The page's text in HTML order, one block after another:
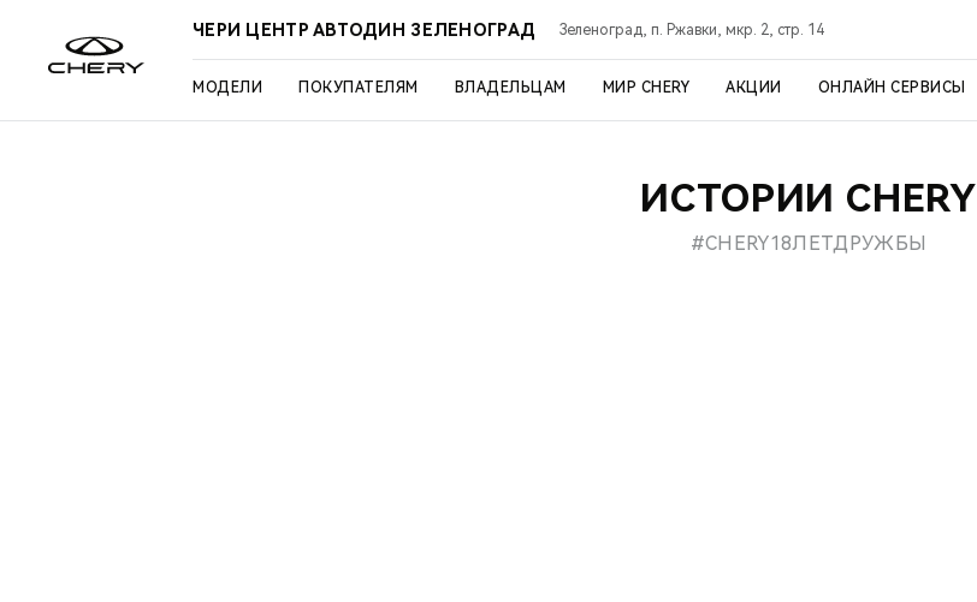
ЧЕРИ ЦЕНТР АВТОДИН ЗЕЛЕНОГРАД Зеленоград, п. Ржавки, мкр. 2, стр. 14
МОДЕЛИ ПОКУПАТЕЛЯМ ВЛАДЕЛЬЦАМ МИР CHERY АКЦИИ ОНЛАЙН СЕРВИСЫ
ИСТОРИИ CHERY
#CHERY18ЛЕТДРУЖБЫ